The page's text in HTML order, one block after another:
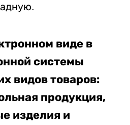
виде в
системы
видов товаров:
продукция,
изделия и